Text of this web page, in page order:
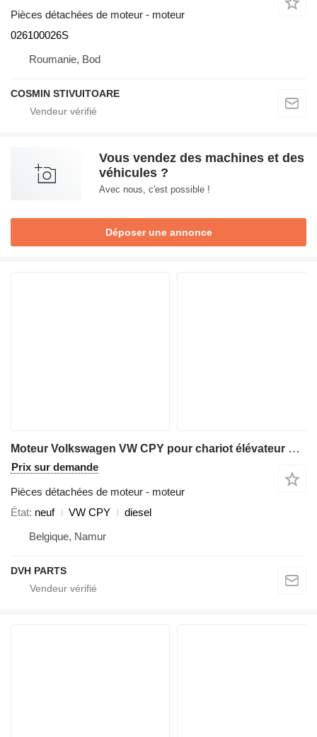
Pièces détachées de moteur - moteur
026100026S
Roumanie, Bod
COSMIN STIVUITOARE
Vous vendez des machines et des
véhicules ?
Avec nous, c'est possible !
Déposer une annonce
Moteur Volkswagen VW CPY pour chariot élévateur diesel Volkswagen LINDE H50D
Prix sur demande
Pièces détachées de moteur - moteur
État neuf VW CPY
diesel
Belgique, Namur
DVH PARTS